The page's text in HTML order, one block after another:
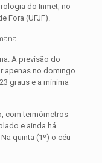
do Inmet, no
Fora (UFJF).
A previsão do
apenas no domingo
graus e a mínima
com termômetros
e ainda há
quinta (1º) o céu